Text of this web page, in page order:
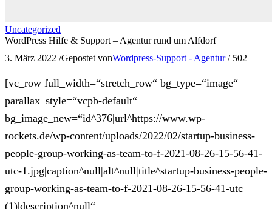
Uncategorized
WordPress Hilfe & Support – Agentur rund um Alfdorf
3. März 2022 /Gepostet vonWordpress-Support - Agentur / 502
[vc_row full_width=“stretch_row“ bg_type=“image“
parallax_style=“vcpb-default“
bg_image_new=“id^376|url^https://www.wp-
rockets.de/wp-content/uploads/2022/02/startup-business-
people-group-working-as-team-to-f-2021-08-26-15-56-41-
utc-1.jpg|caption^null|alt^null|title^startup-business-people-
group-working-as-team-to-f-2021-08-26-15-56-41-utc
(1)|description^null“